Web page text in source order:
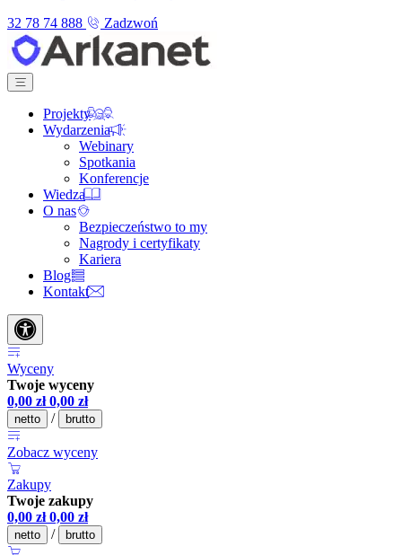
32 78 74 888
Zadzwoń
Projekty
Wydarzenia
Webinary
Spotkania
Konferencje
Wiedza
O nas
Bezpieczeństwo to my
Nagrody i certyfikaty
Kariera
Blog
Kontakt
Wyceny
Twoje wyceny
0,00 zł 0,00 zł
netto / brutto
Zobacz wyceny
Zakupy
Twoje zakupy
0,00 zł 0,00 zł
netto / brutto